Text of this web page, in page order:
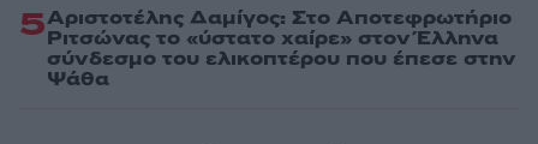
5Αριστοτέλης Δαμίγος: Στο Αποτεφρωτήριο
Ριτσώνας το «ύστατο χαίρε» στον Έλληνα
σύνδεσμο του ελικοπτέρου που έπεσε στην
Ψάθα